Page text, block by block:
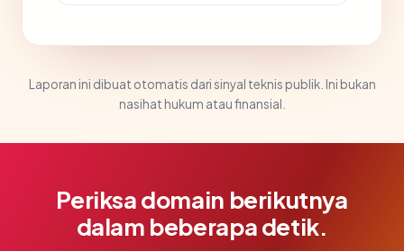
Laporan ini dibuat otomatis dari sinyal teknis publik. Ini bukan
nasihat hukum atau finansial.
Periksa domain berikutnya
dalam beberapa detik.